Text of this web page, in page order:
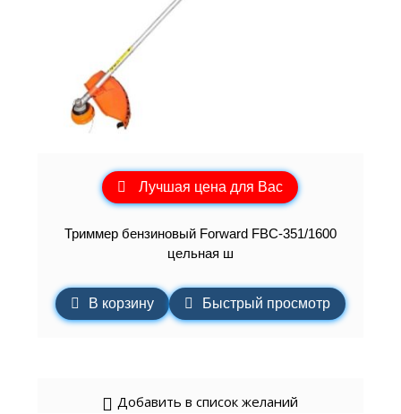
Лучшая цена для Вас
Триммер бензиновый Forward FBC-351/1600
цельная ш
В корзину Быстрый просмотр
Добавить в список желаний